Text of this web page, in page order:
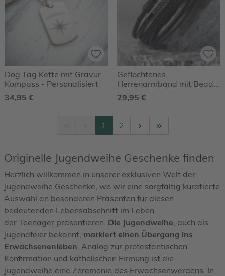
Dog Tag Kette mit Gravur
Kompass - Personalisiert
34,95 €
Geflochtenes
Herrenarmband mit Beads
Schwarz - mit Gravur
29,95 €
1 2
Originelle Jugendweihe Geschenke finden
Herzlich willkommen in unserer exklusiven Welt der
Jugendweihe Geschenke, wo wir eine sorgfältig kuratierte
Auswahl an besonderen Präsenten für diesen
bedeutenden Lebensabschnitt im Leben
der Teenager präsentieren. Die Jugendweihe , auch als
Jugendfeier bekannt, markiert einen Übergang ins
Erwachsenenleben . Analog zur protestantischen
Konfirmation und katholischen Firmung ist die
Jugendweihe eine Zeremonie des Erwachsenwerdens. In